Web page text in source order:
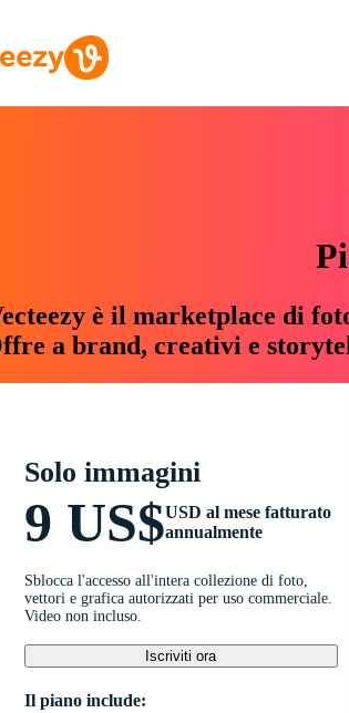
è il marketplace di
a brand, creativi e
Solo immagini
9 US$USD al mese fatturato
annualmente
Sblocca l'accesso all'intera collezione di foto,
vettori e grafica autorizzati per uso commerciale.
Video non incluso.
Iscriviti ora
Il piano include: